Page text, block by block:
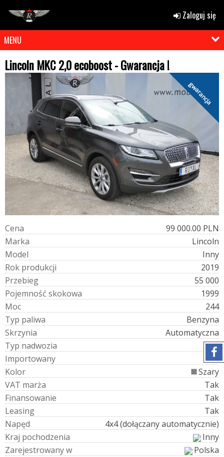
Zaloguj się
MENU
Lincoln MKC 2,0 ecoboost - Gwarancja !
gwarancja
Cena
99 000.00 PLN
Marka
Lincoln
Model
Inny
Rok produkcji
2019
Przebieg
55 000
Pojemność skokowa
1999
Moc
244
Typ paliwa
Benzyna
Skrzynia
Automatyczna
Typ nadwozia
SUV
Importowany
Tak
Kolor
Szary
VAT marża
Tak
Finansowanie
Tak
Leasing
Tak
Napęd
4x4 (dołączany automatycznie)
Kraj pochodzenia
Inny
Zarejestrowanyw
Polska